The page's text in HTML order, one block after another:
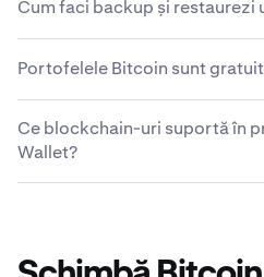
a primi, stoca și trimite BTC.
alfanumerice care reprezintă
destinatar pentru tranzacții
Cum faci backup și
loc sigur atunci când îți
a-ți restaura portofelul
Phrase în Kraken Wallet.
Portofelele Bitcoin sunt
Bitcoin. Kraken Wallet este
dispozitive iOS și Android
Ce blockchain-uri suportă în
Wallet?